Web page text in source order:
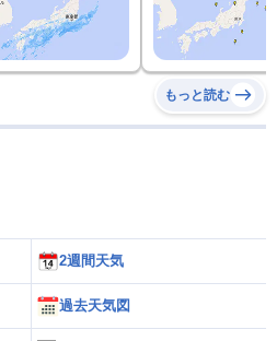
もっと読む
2週間天気
過去天気図